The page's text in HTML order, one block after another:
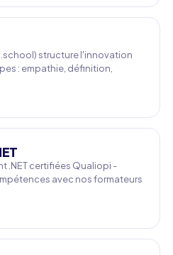
structure l'innovation
: empathie, définition,
.NET certifiées Qualiopi -
avec nos formateurs